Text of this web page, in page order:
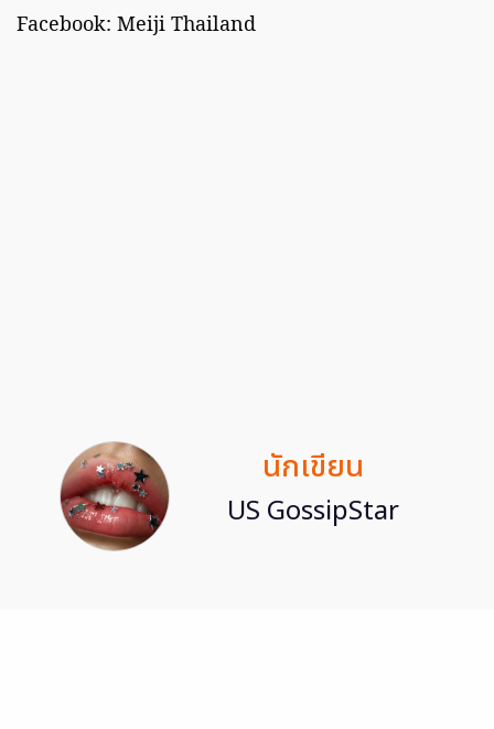
Facebook: Meiji Thailand
นักเขียน
US GossipStar